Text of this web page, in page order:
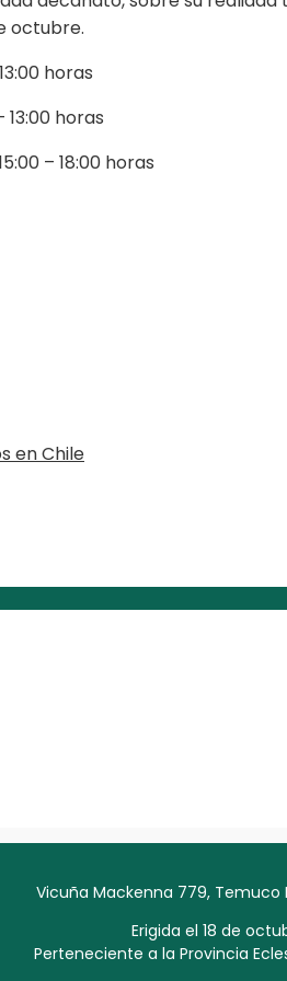
octubre.
horas
horas
– 18:00 horas
en Chile
Vicuña Mackenna 779, Temuco
Erigida el 18 de
Perteneciente a la Provincia